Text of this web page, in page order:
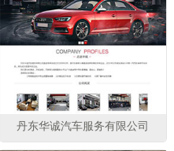
丹东华诚汽车服务有限公司